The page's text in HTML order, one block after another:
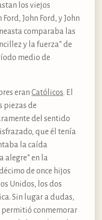
los viejos
John Ford, y John
comparaba las
y la fuerza” de
medio de
eran Católicos. El
piezas de
del sentido
que él tenía
la caída
alegre” en la
de once hijos
Unidos, los dos
Sin lugar a dudas,
permitió conmemorar